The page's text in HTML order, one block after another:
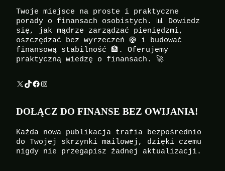
Twoje miejsce na proste i praktyczne
porady o finansach osobistych. 📊 Dowiedz
się, jak mądrze zarządzać pieniędzmi,
oszczędzać bez wyrzeczeń 🛟 i budować
finansową stabilność 🏦. Oferujemy
praktyczną wiedzę o finansach. 🚀
X TikTok Facebook Instagram
DOŁĄCZ DO FINANSE BEZ OWIJANIA!
Każda nowa publikacja trafia bezpośrednio
do Twojej skrzynki mailowej, dzięki czemu
nigdy nie przegapisz żadnej aktualizacji.